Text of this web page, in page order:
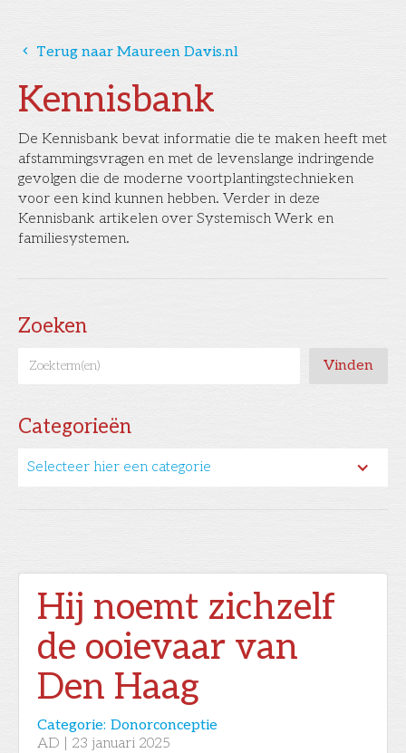
Kennisbank
De Kennisbank bevat informatie die te maken heeft met
afstammingsvragen en met de levenslange indringende
gevolgen die de moderne voortplantingstechnieken
voor een kind kunnen hebben. Verder in deze
Kennisbank artikelen over Systemisch Werk en
familiesystemen.
Zoeken
Categorieën
Selecteer hier een categorie
󰅁 Terug naar Maureen Davis.nl
Hij noemt zichzelf
de ooievaar van
Den Haag
Categorie: Donorconceptie
AD
23 januari 2025